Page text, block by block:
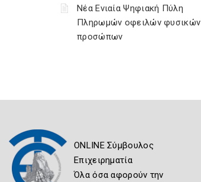
Νέα Ενιαία Ψηφιακή Πύλη
Πληρωμών οφειλών φυσικών
προσώπων
ONLINE Σύμβουλος
Επιχειρηματία
Όλα όσα αφορούν την